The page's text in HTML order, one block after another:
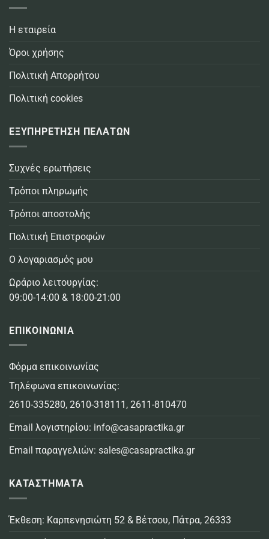
Η εταιρεία
Όροι χρήσης
Πολιτική Απορρήτου
Πολιτική cookies
ΕΞΥΠΗΡΕΤΗΣΗ ΠΕΛΑΤΩΝ
Συχνές ερωτήσεις
Τρόποι πληρωμής
Τρόποι αποστολής
Πολιτική Επιστροφών
Ο λογαριασμός μου
Ωράριο λειτουργίας:
09:00-14:00 & 18:00-21:00
ΕΠΙΚΟΙΝΩΝΙΑ
Φόρμα επικοινωνίας
Τηλέφωνα επικοινωνίας:
2610-335280, 2610-318111 , 2611-810470
Email λογιστηρίου: info@casapractika.gr
Email παραγγελιών: sales@casapractika.gr
ΚΑΤΑΣΤΗΜΑΤΑ
Έκθεση: Καρπενησιώτη 52 & Βέτσου, Πάτρα, 26333